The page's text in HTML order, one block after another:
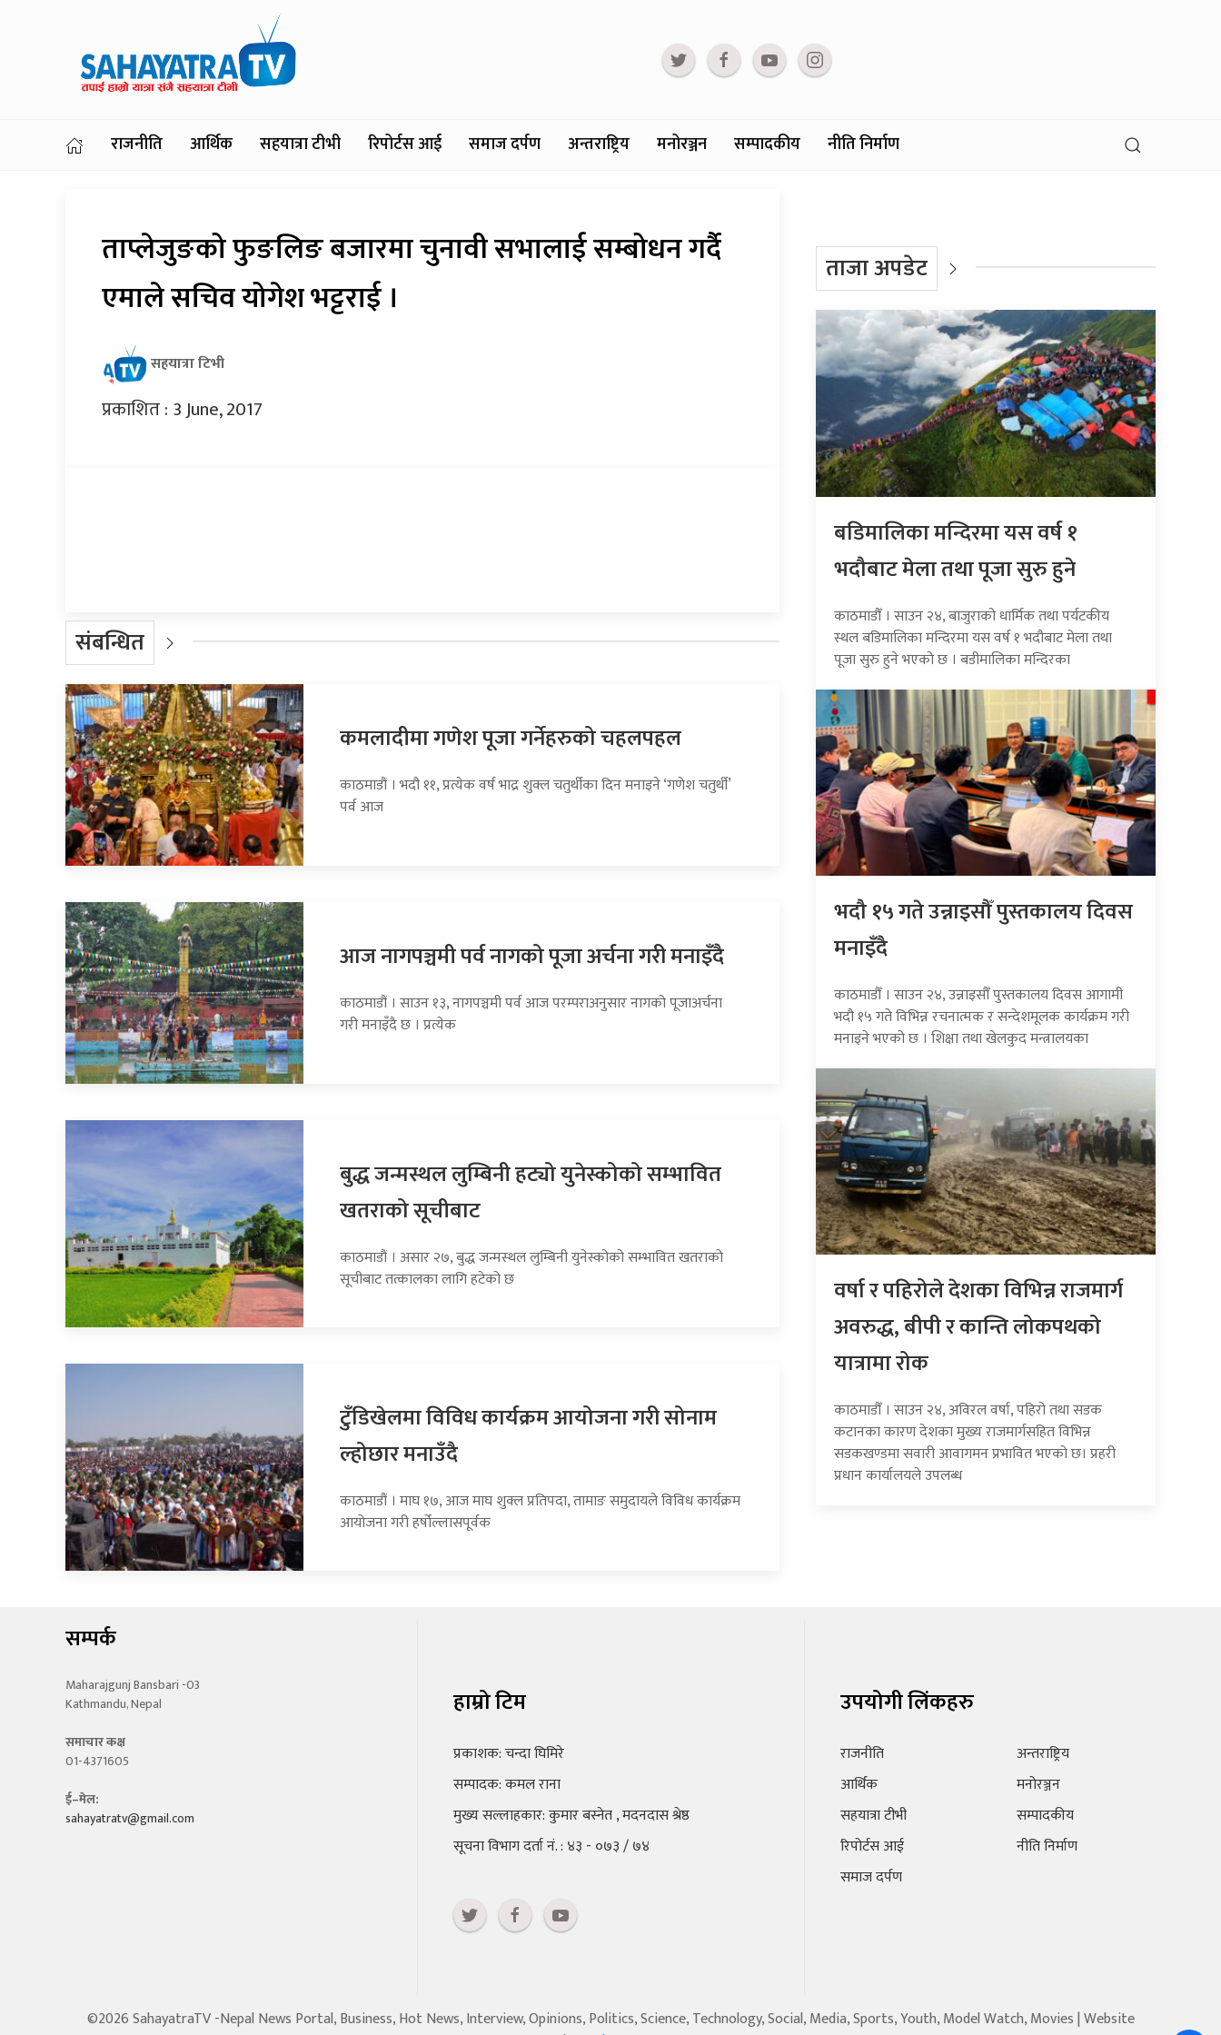
राजनीति आर्थिक सहयात्रा टीभी रिपोर्टस आई समाज दर्पण अन्तराष्ट्रिय मनोरञ्जन सम्पादकीय नीति निर्माण
ताप्लेजुङको फुङलिङ बजारमा चुनावी सभालाई सम्बोधन गर्दै
एमाले सचिव योगेश भट्टराई ।
सहयात्रा टिभी
प्रकाशित : 3 June, 2017
संबन्धित
कमलादीमा गणेश पूजा गर्नेहरुको चहलपहल
काठमाडौं । भदौ ११, प्रत्येक वर्ष भाद्र शुक्ल चतुर्थीका दिन मनाइने ‘गणेश चतुर्थी’
पर्व आज
आज नागपञ्चमी पर्व नागको पूजा अर्चना गरी मनाइँदै
काठमाडौं । साउन १३, नागपञ्चमी पर्व आज परम्पराअनुसार नागको पूजाअर्चना
गरी मनाइँदै छ । प्रत्येक
बुद्ध जन्मस्थल लुम्बिनी हट्यो युनेस्कोको सम्भावित
खतराको सूचीबाट
काठमाडौं । असार २७, बुद्ध जन्मस्थल लुम्बिनी युनेस्कोको सम्भावित खतराको
सूचीबाट तत्कालका लागि हटेको छ
टुँडिखेलमा विविध कार्यक्रम आयोजना गरी सोनाम
ल्होछार मनाउँदै
काठमाडौं । माघ १७, आज माघ शुक्ल प्रतिपदा, तामाङ समुदायले विविध कार्यक्रम
आयोजना गरी हर्षोल्लासपूर्वक
ताजा अपडेट
बडिमालिका मन्दिरमा यस वर्ष १
भदौबाट मेला तथा पूजा सुरु हुने
काठमाडौँ । साउन २४, बाजुराको धार्मिक तथा पर्यटकीय
स्थल बडिमालिका मन्दिरमा यस वर्ष १ भदौबाट मेला तथा
पूजा सुरु हुने भएको छ । बडीमालिका मन्दिरका
भदौ १५ गते उन्नाइसौँ पुस्तकालय दिवस
मनाइँदै
काठमाडौँ । साउन २४, उन्नाइसौँ पुस्तकालय दिवस आगामी
भदौ १५ गते विभिन्न रचनात्मक र सन्देशमूलक कार्यक्रम गरी
मनाइने भएको छ । शिक्षा तथा खेलकुद मन्त्रालयका
वर्षा र पहिरोले देशका विभिन्न राजमार्ग
अवरुद्ध, बीपी र कान्ति लोकपथको
यात्रामा रोक
काठमाडौँ । साउन २४, अविरल वर्षा, पहिरो तथा सडक
कटानका कारण देशका मुख्य राजमार्गसहित विभिन्न
सडकखण्डमा सवारी आवागमन प्रभावित भएको छ। प्रहरी
प्रधान कार्यालयले उपलब्ध
सम्पर्क
Maharajgunj Bansbari -03
Kathmandu, Nepal
समाचार कक्ष
01-4371605
ई–मेल:
sahayatratv@gmail.com
हाम्रो टिम
प्रकाशक: चन्दा घिमिरे
सम्पादक: कमल राना
मुख्य सल्लाहकार: कुमार बस्नेत , मदनदास श्रेष्ठ
सूचना विभाग दर्ता नं. : ४३ - ०७३ / ७४
उपयोगी लिंकहरु
राजनीति
आर्थिक
सहयात्रा टीभी
रिपोर्टस आई
समाज दर्पण
अन्तराष्ट्रिय
मनोरञ्जन
सम्पादकीय
नीति निर्माण
©2026 SahayatraTV -Nepal News Portal, Business, Hot News, Interview, Opinions, Politics, Science, Technology, Social, Media, Sports, Youth, Model Watch, Movies | Website